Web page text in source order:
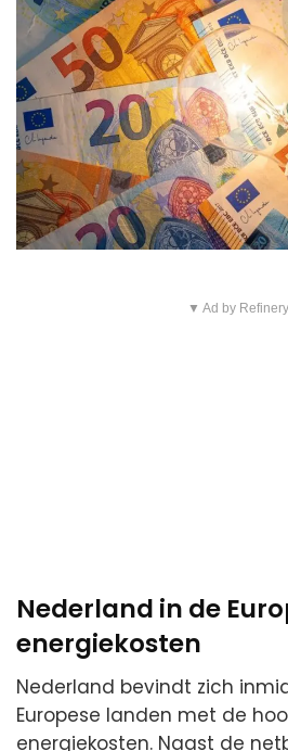
▼ Ad by
Nederland in de
energiekosten
Nederland bevindt zich
Europese landen met de
energiekosten. Naast de